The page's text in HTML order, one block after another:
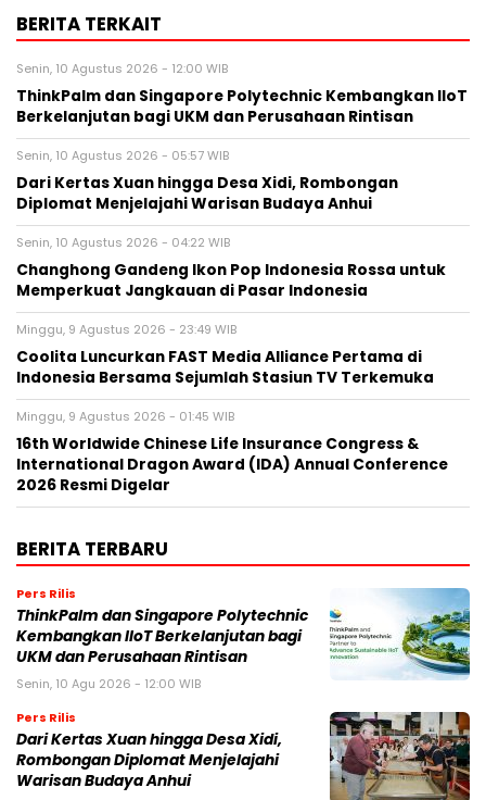
BERITA TERKAIT
Senin, 10 Agustus 2026 - 12:00 WIB
ThinkPalm dan Singapore Polytechnic Kembangkan IIoT
Berkelanjutan bagi UKM dan Perusahaan Rintisan
Senin, 10 Agustus 2026 - 05:57 WIB
Dari Kertas Xuan hingga Desa Xidi, Rombongan
Diplomat Menjelajahi Warisan Budaya Anhui
Senin, 10 Agustus 2026 - 04:22 WIB
Changhong Gandeng Ikon Pop Indonesia Rossa untuk
Memperkuat Jangkauan di Pasar Indonesia
Minggu, 9 Agustus 2026 - 23:49 WIB
Coolita Luncurkan FAST Media Alliance Pertama di
Indonesia Bersama Sejumlah Stasiun TV Terkemuka
Minggu, 9 Agustus 2026 - 01:45 WIB
16th Worldwide Chinese Life Insurance Congress &
International Dragon Award (IDA) Annual Conference
2026 Resmi Digelar
BERITA TERBARU
Pers Rilis
ThinkPalm dan Singapore Polytechnic
Kembangkan IIoT Berkelanjutan bagi
UKM dan Perusahaan Rintisan
Senin, 10 Agu 2026 - 12:00 WIB
Pers Rilis
Dari Kertas Xuan hingga Desa Xidi,
Rombongan Diplomat Menjelajahi
Warisan Budaya Anhui